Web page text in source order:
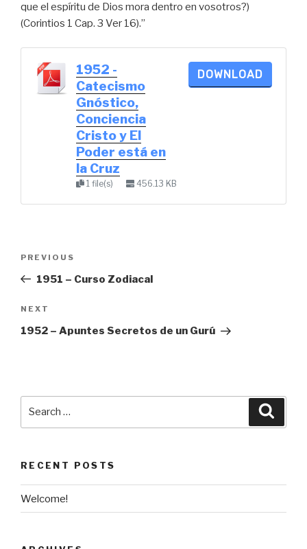
que el espíritu de Dios mora dentro en vosotros?)
(Corintios 1 Cap. 3 Ver 16).”
1952 -
Catecismo
Gnóstico,
Conciencia
Cristo y El
Poder está en
la Cruz
1 file(s) 456.13 KB
DOWNLOAD
Previous
Post
PREVIOUS
1951 – Curso Zodiacal
Next
Post
NEXT
1952 – Apuntes Secretos de un Gurú
RECENT POSTS
Welcome!